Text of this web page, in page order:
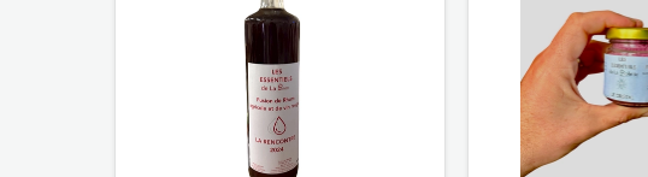
emblématique, à la fois élég